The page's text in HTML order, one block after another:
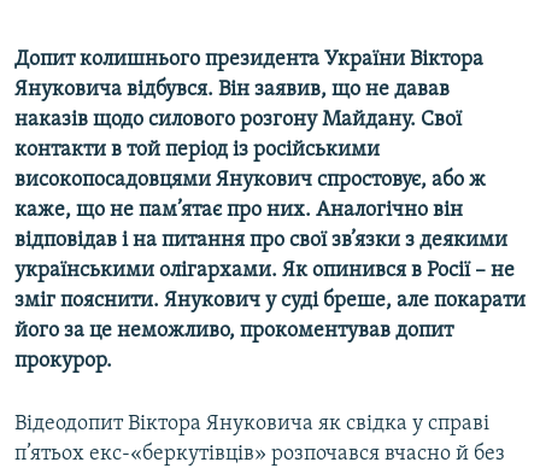
Усі сайти RFE/RL
Допит колишнього президента України Віктора
Януковича відбувся. Він заявив, що не давав
наказів щодо силового розгону Майдану. Свої
контакти в той період із російськими
високопосадовцями Янукович спростовує, або ж
каже, що не пам’ятає про них. Аналогічно він
відповідав і на питання про свої зв’язки з деякими
українськими олігархами. Як опинився в Росії – не
зміг пояснити. Янукович у суді бреше, але покарати
його за це неможливо, прокоментував допит
прокурор.
Відеодопит Віктора Януковича як свідка у справі
п’ятьох екс-«беркутівців» розпочався вчасно й без